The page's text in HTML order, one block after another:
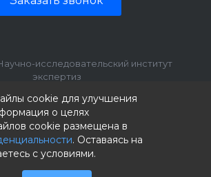
исследовательский институт
экспертиз
принимаем к оплате:
cookie для улучшения
о целях
cookie размещена в
. Оставаясь на
с условиями.